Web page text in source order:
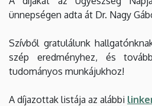
ünnepségen adta át Dr. Nagy
Szívből gratulálunk
szép eredményhez, és
tudományos munkájukhoz!
A díjazottak listája az alábbi